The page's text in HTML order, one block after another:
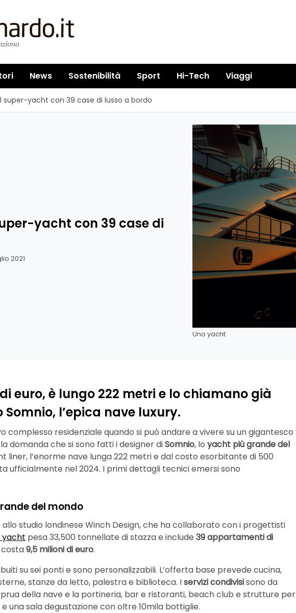
News Sostenibilità Sport Hi-Tech Viaggi
super-yacht con 39 case di lusso a bordo
yacht con 39 case di
2021
Uno yacht
euro, è lungo 222 metri e lo chiamano già
Somnio, l’epica nave luxury.
complesso residenziale quando si può andare a vivere su un gigantesco
domanda che si sono fatti i designer diSomnio, lo yacht più grande del
liner, l’enorme nave lunga 222 metri e dal costo esorbitante di 500
ufficialmente nel 2024. I primi dettagli tecnici emersi sono
del mondo
allo studio londinese Winch Design, che ha collaborato con i progettisti
yacht pesa 33,500 tonnellate di stazza e include 39 appartamenti di
costa9,5 milioni di euro.
su sei ponti e sono personalizzabili. L’offerta base prevede cucina,
stanze da letto, palestra e biblioteca. Iservizi condivisisono da
della nave e la portineria, bar e ristoranti, beach club e strutture per
una sala degustazione con oltre 10mila bottiglie.